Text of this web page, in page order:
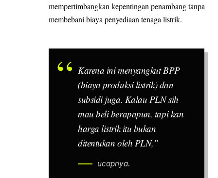
mempertimbangkan kepentingan penambang tanpa
membebani biaya penyediaan tenaga listrik.
Karena ini menyangkut BPP
(biaya produksi listrik) dan
subsidi juga. Kalau PLN sih
mau beli berapapun, tapi kan
harga listrik itu bukan
ditentukan oleh PLN,”
ucapnya.